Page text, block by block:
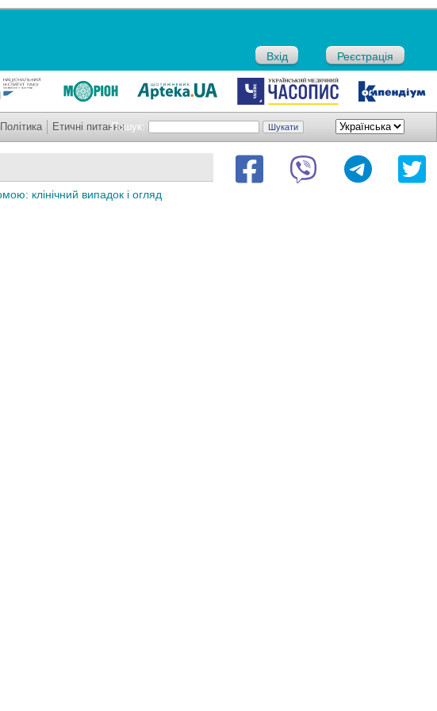
Вхід Реєстрація
Пошук:
Політика Етичні питання
клінічний випадок і огляд